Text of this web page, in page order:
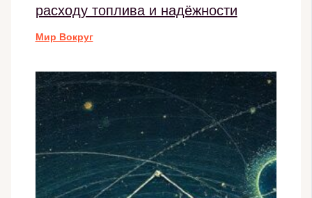
расходу топлива и надёжности
Мир Вокруг